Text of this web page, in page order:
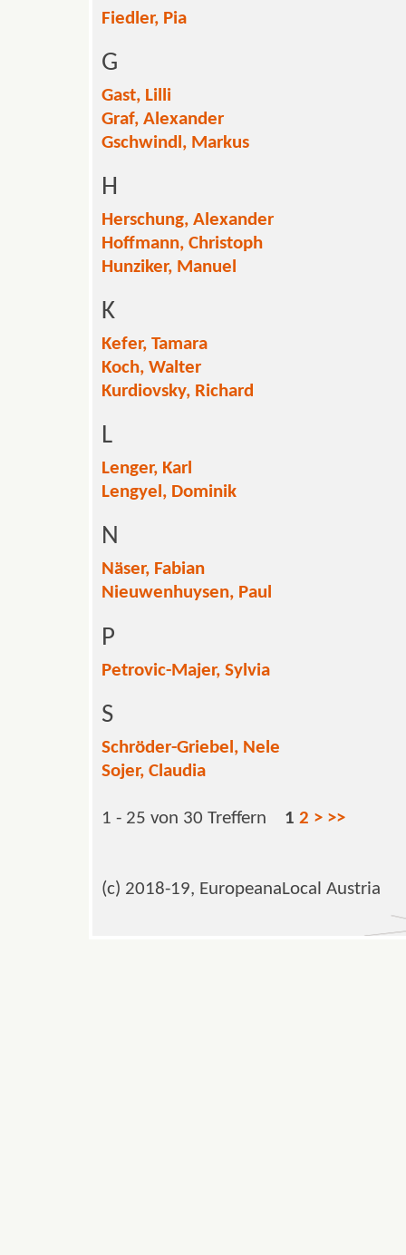
Fiedler, Pia
G
Gast, Lilli
Graf, Alexander
Gschwindl, Markus
H
Herschung, Alexander
Hoffmann, Christoph
Hunziker, Manuel
K
Kefer, Tamara
Koch, Walter
Kurdiovsky, Richard
L
Lenger, Karl
Lengyel, Dominik
N
Näser, Fabian
Nieuwenhuysen, Paul
P
Petrovic-Majer, Sylvia
S
Schröder-Griebel, Nele
Sojer, Claudia
1 - 25 von 30 Treffern 1 2 > >>
(c) 2018-19, EuropeanaLocal Austria